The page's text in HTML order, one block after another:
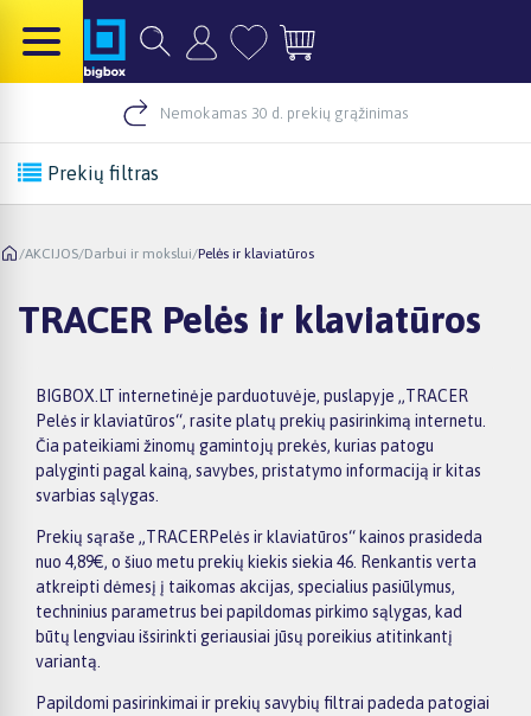
Nemokamas 30 d. prekių grąžinimas
Prekių filtras
/AKCIJOS/Darbui ir mokslui/Pelės ir klaviatūros
TRACER Pelės ir klaviatūros
BIGBOX.LT internetinėje parduotuvėje, puslapyje „TRACER
Pelės ir klaviatūros“, rasite platų prekių pasirinkimą internetu.
Čia pateikiami žinomų gamintojų prekės, kurias patogu
palyginti pagal kainą, savybes, pristatymo informaciją ir kitas
svarbias sąlygas.
Prekių sąraše „TRACERPelės ir klaviatūros“ kainos prasideda
nuo 4,89€, o šiuo metu prekių kiekis siekia 46. Renkantis verta
atkreipti dėmesį į taikomas akcijas, specialius pasiūlymus,
techninius parametrus bei papildomas pirkimo sąlygas, kad
būtų lengviau išsirinkti geriausiai jūsų poreikius atitinkantį
variantą.
Papildomi pasirinkimai ir prekių savybių filtrai padeda patogiai